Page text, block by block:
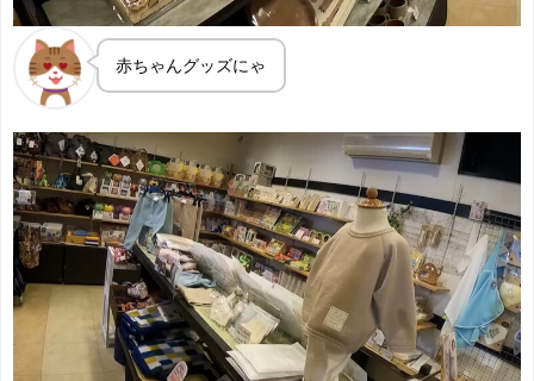
赤ちゃんグッズにゃ